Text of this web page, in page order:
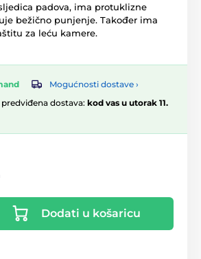
padova, ima protuklizne
bežično punjenje. Također ima
za leću kamere.
Mogućnosti dostave ›
dostava: kod vas u utorak 11.
Dodati u košaricu